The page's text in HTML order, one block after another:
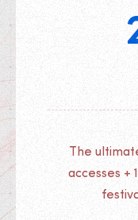
The
accesses +